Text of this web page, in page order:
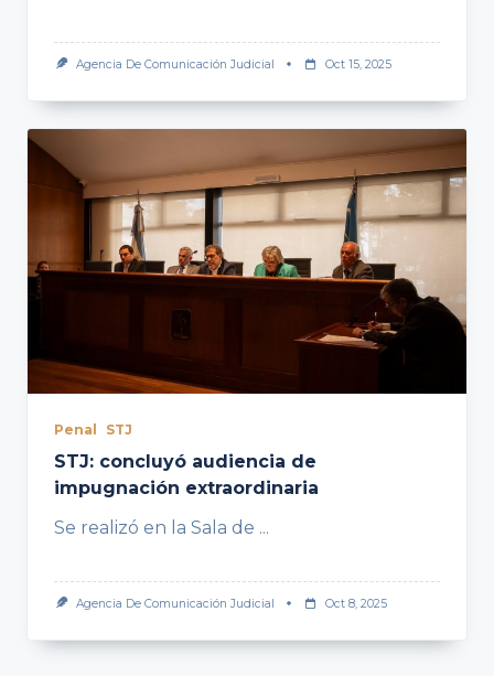
Agencia De Comunicación Judicial Oct 15, 2025
Penal STJ
STJ: concluyó audiencia de
impugnación extraordinaria
Se realizó en la Sala de ...
Agencia De Comunicación Judicial Oct 8, 2025